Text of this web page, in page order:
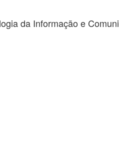
da Informação e